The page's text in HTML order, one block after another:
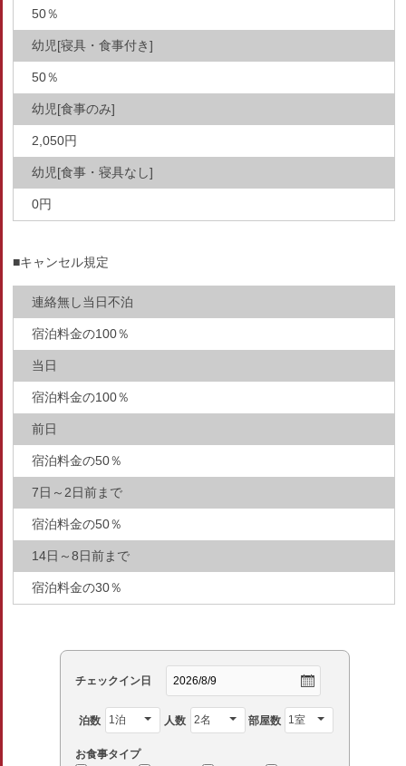
50％
幼児[寝具・食事付き]
50％
幼児[食事のみ]
2,050円
幼児[食事・寝具なし]
0円
■キャンセル規定
連絡無し当日不泊
宿泊料金の100％
当日
宿泊料金の100％
前日
宿泊料金の50％
7日～2日前まで
宿泊料金の50％
14日～8日前まで
宿泊料金の30％
チェックイン日
泊数 人数 部屋数
お食事タイプ